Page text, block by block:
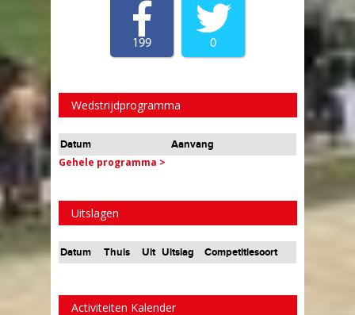
199 0
Wedstrijdprogramma
Datum Aanvang
Gehele programma >
Uitslagen
Datum Thuis Uit Uitslag Competitiesoort
Activiteiten Kalender